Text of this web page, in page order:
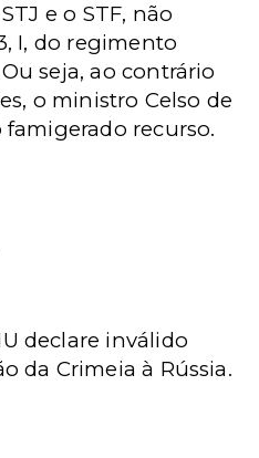
e o STF, não
I, do regimento
seja, ao contrário
o ministro Celso de
recurso.
declare inválido
da Crimeia à Rússia.